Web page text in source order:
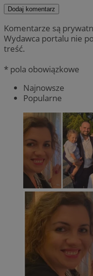
Dodaj komentarz
Komentarze są
Wydawca portalu nie
treść.
* pola obowiązkowe
Najnowsze
Popularne